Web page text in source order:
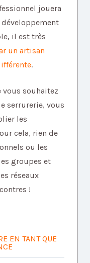
jouera
il est très
un artisan
.
vous souhaitez
serrurerie, vous
les
cela, rien de
ou les
groupes et
réseaux
!
EN TANT QUE